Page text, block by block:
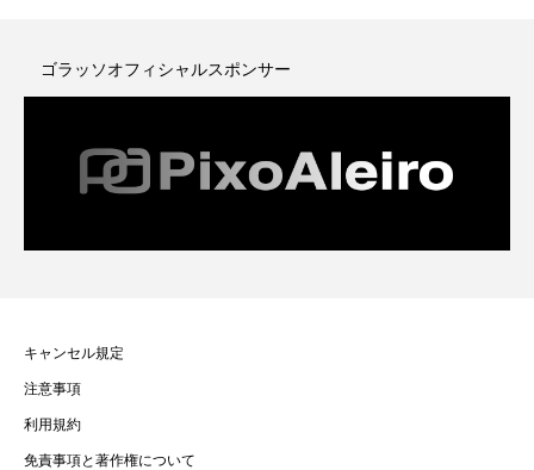
ゴラッソオフィシャルスポンサー
キャンセル規定
注意事項
利用規約
免責事項と著作権について